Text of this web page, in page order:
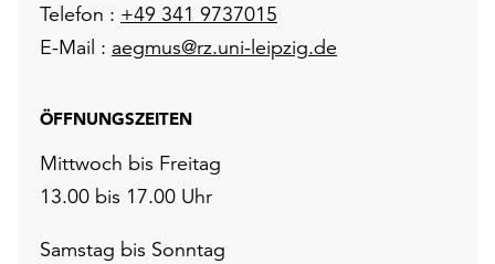
Telefon : +49 341 9737015
E-Mail : aegmus@rz.uni-leipzig.de
ÖFFNUNGSZEITEN
Mittwoch bis Freitag
13.00 bis 17.00 Uhr
Samstag bis Sonntag